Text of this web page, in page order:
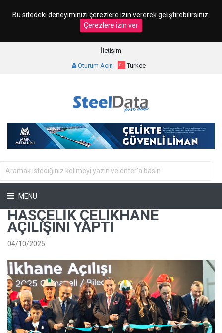
Bu sitedeki deneyiminizi çerezlere izin vererek geliştirebilirsiniz.
Çerezlere izin ver
İletişim
Oturum Açın Turkçe
MENU
HASÇELIK ÇELIKHANE
AÇILIŞINI YAPTI
04/10/2025